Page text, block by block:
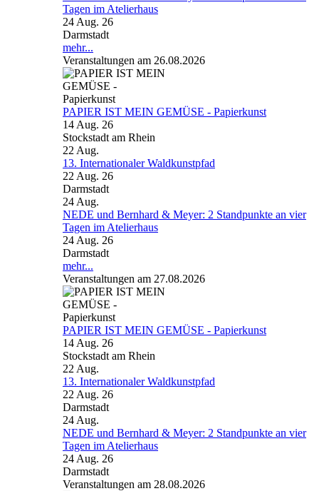
Tagen im Atelierhaus
24 Aug. 26
Darmstadt
mehr...
Veranstaltungen am 26.08.2026
PAPIER IST MEIN GEMÜSE - Papierkunst
14 Aug. 26
Stockstadt am Rhein
22 Aug.
13. Internationaler Waldkunstpfad
22 Aug. 26
Darmstadt
24 Aug.
NEDE und Bernhard & Meyer: 2 Standpunkte an vier
Tagen im Atelierhaus
24 Aug. 26
Darmstadt
mehr...
Veranstaltungen am 27.08.2026
PAPIER IST MEIN GEMÜSE - Papierkunst
14 Aug. 26
Stockstadt am Rhein
22 Aug.
13. Internationaler Waldkunstpfad
22 Aug. 26
Darmstadt
24 Aug.
NEDE und Bernhard & Meyer: 2 Standpunkte an vier
Tagen im Atelierhaus
24 Aug. 26
Darmstadt
Veranstaltungen am 28.08.2026